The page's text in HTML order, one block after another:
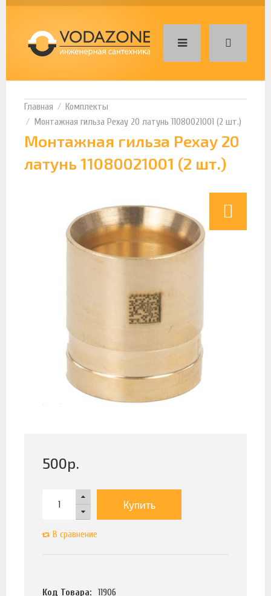
Комплекты
Монтажная гильза Рехау 20 латунь 11080021001 (2 шт.)
Монтажная гильза Рехау 20
латунь 11080021001 (2 шт.)
500р.
Купить
В сравнение
Код Товара:
11906